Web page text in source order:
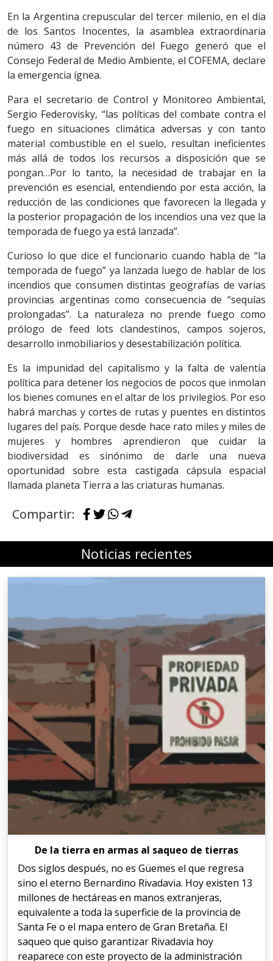
En la Argentina crepuscular del tercer milenio, en el día
de los Santos Inocentes, la asamblea extraordinaria
número 43 de Prevención del Fuego generó que el
Consejo Federal de Medio Ambiente, el COFEMA, declare
la emergencia ígnea.
Para el secretario de Control y Monitoreo Ambiental,
Sergio Federovisky, “las políticas del combate contra el
fuego en situaciones climática adversas y con tanto
material combustible en el suelo, resultan ineficientes
más allá de todos los recursos a disposición que se
pongan…Por lo tanto, la necesidad de trabajar en la
prevención es esencial, entendiendo por esta acción, la
reducción de las condiciones que favorecen la llegada y
la posterior propagación de los incendios una vez que la
temporada de fuego ya está lanzada”.
Curioso lo que dice el funcionario cuando habla de “la
temporada de fuego” ya lanzada luego de hablar de los
incendios que consumen distintas geografías de varias
provincias argentinas como consecuencia de “sequías
prolongadas”. La naturaleza no prende fuego como
prólogo de feed lots clandestinos, campos sojeros,
desarrollo inmobiliarios y desestabilización política.
Es la impunidad del capitalismo y la falta de valentía
política para detener los negocios de pocos que inmolan
los bienes comunes en el altar de los privilegios. Por eso
habrá marchas y cortes de rutas y puentes en distintos
lugares del país. Porque desde hace rato miles y miles de
mujeres y hombres aprendieron que cuidar la
biodiversidad es sinónimo de darle una nueva
oportunidad sobre esta castigada cápsula espacial
llamada planeta Tierra a las criaturas humanas.
Compartir:
Noticias recientes
De la tierra en armas al saqueo de tierras
Dos siglos después, no es Güemes el que regresa
sino el eterno Bernardino Rivadavia. Hoy existen 13
millones de hectáreas en manos extranjeras,
equivalente a toda la superficie de la provincia de
Santa Fe o el mapa entero de Gran Bretaña. El
saqueo que quiso garantizar Rivadavia hoy
reaparece con este proyecto de la administración